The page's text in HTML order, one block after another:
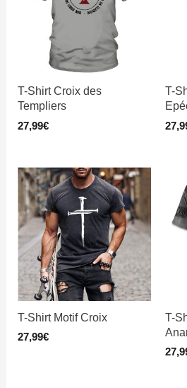
T-Shirt Croix des
Templiers
27,99€
T-
T-Shirt Motif Croix
27,99€
T-